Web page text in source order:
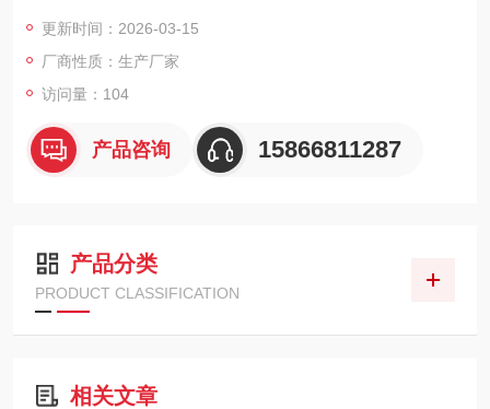
更新时间：2026-03-15
厂商性质：生产厂家
访问量：104
产品咨询 15866811287
产品分类
PRODUCT CLASSIFICATION
相关文章